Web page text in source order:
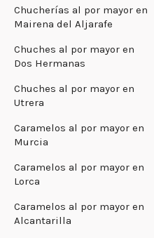
Chucherías al por mayor en
Mairena del Aljarafe
Chuches al por mayor en
Dos Hermanas
Chuches al por mayor en
Utrera
Caramelos al por mayor en
Murcia
Caramelos al por mayor en
Lorca
Caramelos al por mayor en
Alcantarilla